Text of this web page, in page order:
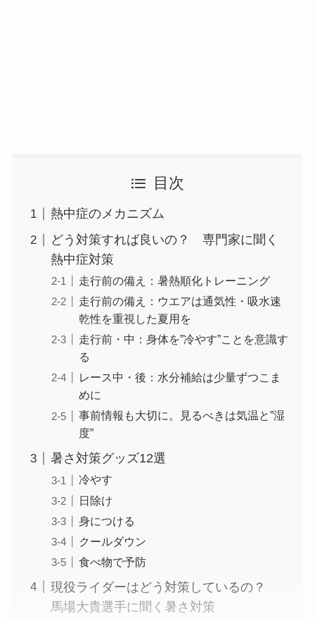
目次
熱中症のメカニズム
どう対策すれば良いの？ 専門家に聞く
熱中症対策
走行前の備え：暑熱順化トレーニング
走行前の備え：ウエアは通気性・吸水速
乾性を重視した夏用を
走行前・中：身体を”冷やす”ことを意識す
る
レース中・後：水分補給は少量ずつこま
めに
事前情報も大切に。見るべきは気温と”湿
度”
暑さ対策グッズ12選
冷やす
日除け
身につける
クールダウン
食べ物で予防
現役ライダーはどう対策しているの？
馬場大貴選手に聞く暑さ対策